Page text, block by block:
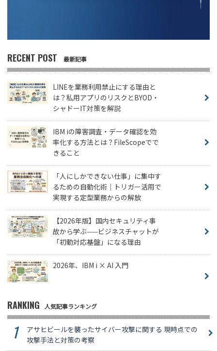
RECENT POST 最新記事
LINEを業務利用禁止にする理由と
は？私用アプリのリスクとBYOD・
シャドーIT対策を解説
IBM iの障害調査・データ確認を効
率化する方法とは？FileScopeでで
きること
「人にしかできない仕事」に集中す
るための自動化術｜トリガー活用で
実現する定型業務からの解放
【2026年版】国内セキュリティ事
故から学ぶ——ビジネスチャットが
「初動対応基盤」になる理由
2026年、IBM i × AI 入門
RANKING 人気記事ランキング
アサヒビールを襲ったサイバー攻撃に関する 現時点での
攻撃手法と対策の考察